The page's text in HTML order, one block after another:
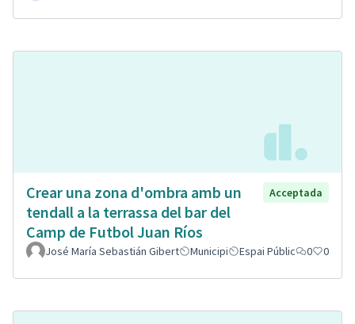
Crear una zona d'ombra amb un
tendall a la terrassa del bar del
Camp de Futbol Juan Ríos
Acceptada
José María Sebastián Gibert Municipi Espai Públic 0 0